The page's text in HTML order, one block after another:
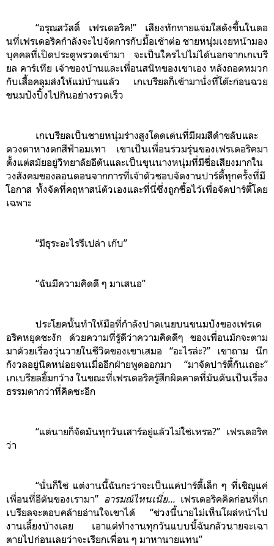
“อรุณสวัสดิ์ เฟรเดอริค!” เสียงทักทายแจ่มใสดังขึ้นในตอ
นที่เฟรเดอริคกำลังจะไปจัดการกับมื้อเช้าต่อ ชายหนุ่มเงยหน้ามอง
บุคคลที่เปิดประตูพรวดเข้ามา จะเป็นใครไปไม่ได้นอกจากเกเบรี
ยล คาร์เทีย เจ้าของบ้านและเพื่อนสนิทของเขาเอง หลังถอดหมวก
กับเสื้อคลุมส่งให้แม่บ้านแล้ว เกเบรียลก็เข้ามานั่งที่โต๊ะก่อนฉวย
ขนมปังปิ้งไปกินอย่างรวดเร็ว
เกเบรียลเป็นชายหนุ่มร่างสูงโดดเด่นที่มีผมสีดำขลับและ
ดวงตาหางตกสีฟ้าอมเทา เขาเป็นเพื่อนร่วมรุ่นของเฟรเดอริคมา
ตั้งแต่สมัยอยู่วิทยาลัยอีตันและเป็นขุนนางหนุ่มที่มีชื่อเสียงมากใน
วงสังคมของลอนดอนจากการที่เจ้าตัวชอบจัดงานปาร์ตี้ทุกครั้งที่มี
โอกาส ทั้งจัดที่คฤหาสน์ตัวเองและที่นี่ซึ่งถูกซื้อไว้เพื่อจัดปาร์ตี้โดย
เฉพาะ
“มีธุระอะไรรึเปล่า เก๊บ”
“ฉันมีความคิดดี ๆ มาเสนอ”
ประโยคนั้นทำให้มือที่กำลังปาดเนยบนขนมปังของเฟรเด
อริคหยุดชะงัก ด้วยความที่รู้ดีว่าความคิดดีๆ ของเพื่อนมักจะตาม
มาด้วยเรื่องวุ่นวายในชีวิตของเขาเสมอ “อะไรล่ะ?” เขาถาม นึก
กังวลอยู่นิดหน่อยจนเมื่ออีกฝ่ายพูดออกมา “มาจัดปาร์ตี้กันเถอะ”
เกเบรียลยิ้มกว้าง ในขณะที่เฟรเดอริครู้สึกผิดคาดที่มันดันเป็นเรื่อง
ธรรมดากว่าที่คิดซะอีก
“แต่นายก็จัดมันทุกวันเสาร์อยู่แล้วไม่ใช่เหรอ?” เฟรเดอริค
ว่า
“นั่นก็ใช่ แต่งานนี้ฉันกะว่าจะเป็นแค่ปาร์ตี้เล็ก ๆ ที่เชิญแค่
เพื่อนที่อีตันของเรามา” อารมณ์ไหนเนี่ย... เฟรเดอริคคิดก่อนที่เก
เบรียลจะตอบคล้ายอ่านใจเขาได้ “ช่วงนี้นายไม่เห็นโผล่หน้าไป
งานเลี้ยงบ้างเลย เอาแต่ทำงานทุกวันแบบนี้ฉันกลัวนายจะเฉา
ตายไปก่อนเลยว่าจะเรียกเพื่อน ๆ มาหานายแทน”